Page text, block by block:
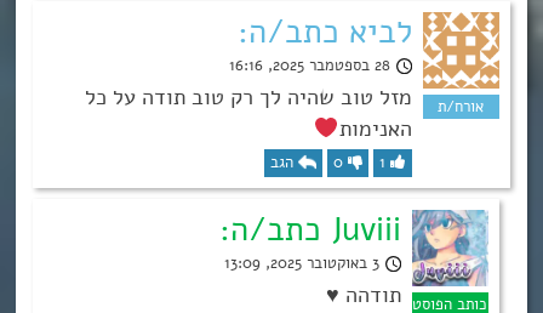
לביא כתב/ה:
28 בספטמבר 2025, 16:16
מזל טוב שהיה לך רק טוב תודה על כל
האנימות
1
0 הגב
Juviii כתב/ה:
3 באוקטובר 2025, 13:09
תודהה ♥